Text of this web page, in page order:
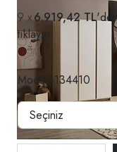
6.919,42 TL
tıklayın.
Modül--134410